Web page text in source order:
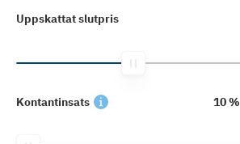
Uppskattat slutpris
Kontantinsats 10 %